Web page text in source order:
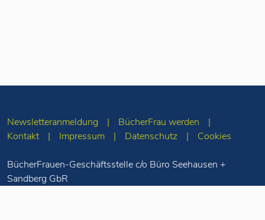
Newsletteranmeldung
BücherFrau werden
Kontakt
Impressum Datenschutz Cookies
BücherFrauen-Geschäftsstelle c/o Büro Seehausen +
Sandberg GbR